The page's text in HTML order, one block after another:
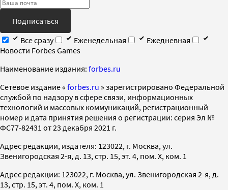
Подписаться
Все сразу
Еженедельная
Ежедневная
Новости Forbes Games
Наименование издания: forbes.ru
Cетевое издание « forbes.ru » зарегистрировано Федеральной
службой по надзору в сфере связи, информационных
технологий и массовых коммуникаций, регистрационный
номер и дата принятия решения о регистрации: серия Эл №
ФС77-82431 от 23 декабря 2021 г.
Адрес редакции, издателя: 123022, г. Москва, ул.
Звенигородская 2-я, д. 13, стр. 15, эт. 4, пом. X, ком. 1
Адрес редакции: 123022, г. Москва, ул. Звенигородская 2-я, д.
13, стр. 15, эт. 4, пом. X, ком. 1